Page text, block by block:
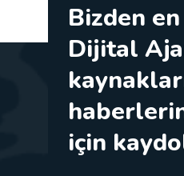
Bizden
Dijital
için